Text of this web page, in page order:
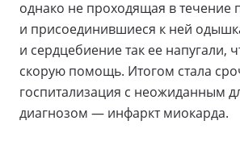
однако не проходящая в течение
и присоединившиеся к ней
и сердцебиение так ее напугали,
скорую помощь. Итогом стала
госпитализация с неожиданным
диагнозом — инфаркт миокарда.